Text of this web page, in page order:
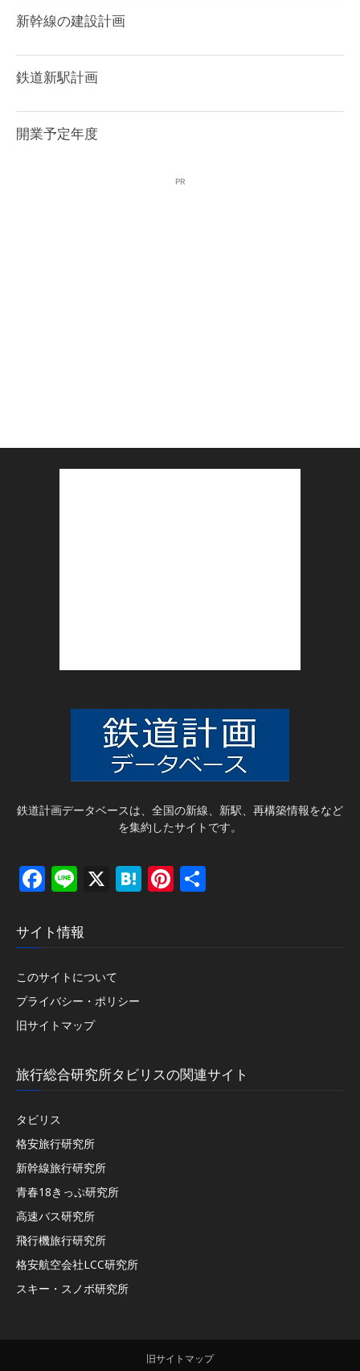
新幹線の建設計画
鉄道新駅計画
開業予定年度
PR
鉄道計画データベースは、全国の新線、新駅、再構築情報をなど
を集約したサイトです。
Facebook
Line
X HatenaPinterest
サイト情報
このサイトについて
プライバシー・ポリシー
旧サイトマップ
旅行総合研究所タビリスの関連サイト
タビリス
格安旅行研究所
新幹線旅行研究所
青春18きっぷ研究所
高速バス研究所
飛行機旅行研究所
格安航空会社LCC研究所
スキー・スノボ研究所
旧サイトマップ